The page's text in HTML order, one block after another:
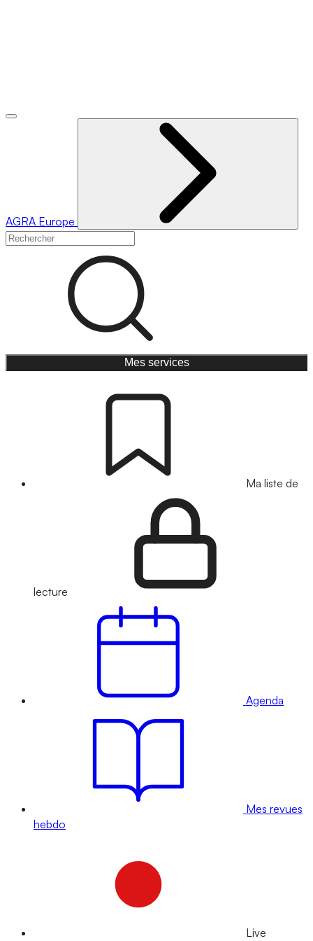
AGRA Europe
Mes services
Ma liste de
lecture
Agenda
Mes revues
hebdo
Live